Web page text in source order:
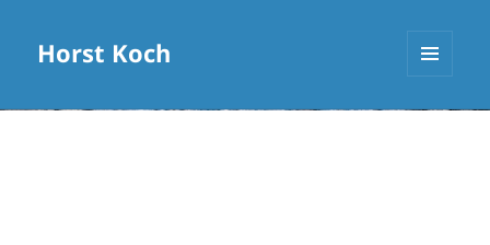
Horst Koch